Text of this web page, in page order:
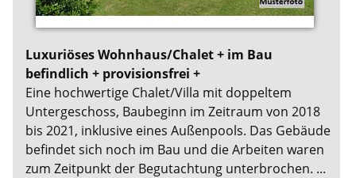
Luxuriöses Wohnhaus/Chalet + im Bau
befindlich + provisionsfrei +
Eine hochwertige Chalet/Villa mit doppeltem
Untergeschoss, Baubeginn im Zeitraum von 2018
bis 2021, inklusive eines Außenpools. Das Gebäude
befindet sich noch im Bau und die Arbeiten waren
zum Zeitpunkt der Begutachtung unterbrochen. ...